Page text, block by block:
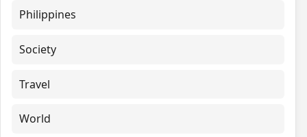
Philippines
Society
Travel
World